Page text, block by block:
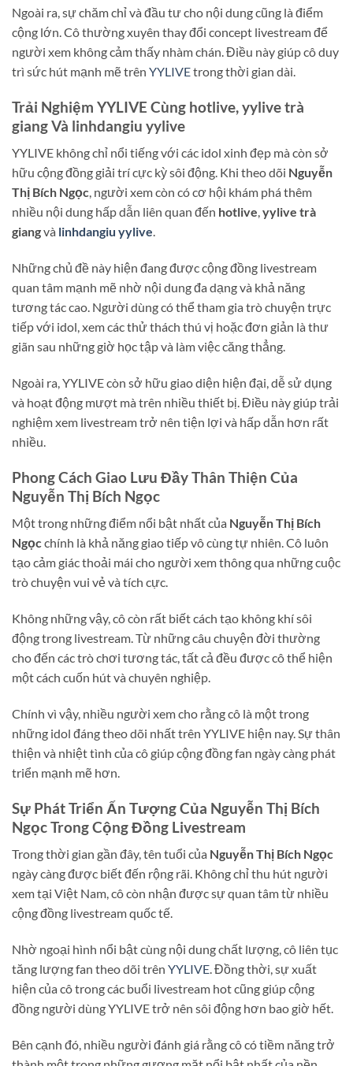
Ngoài ra, sự chăm chỉ và đầu tư cho nội dung cũng là điểm
cộng lớn. Cô thường xuyên thay đổi concept livestream để
người xem không cảm thấy nhàm chán. Điều này giúp cô duy
trì sức hút mạnh mẽ trên YYLIVEtrong thời gian dài.
Trải Nghiệm YYLIVE Cùng hotlive,yylive trà
giangVà linhdangiu yylive
YYLIVE không chỉ nổi tiếng với các idol xinh đẹp mà còn sở
hữu cộng đồng giải trí cực kỳ sôi động. Khi theo dõi Nguyễn
Thị Bích Ngọc, người xem còn có cơ hội khám phá thêm
nhiều nội dung hấp dẫn liên quan đến hotlive,yylive trà
giangvà linhdangiu yylive.
Những chủ đề này hiện đang được cộng đồng livestream
quan tâm mạnh mẽ nhờ nội dung đa dạng và khả năng
tương tác cao. Người dùng có thể tham gia trò chuyện trực
tiếp với idol, xem các thử thách thú vị hoặc đơn giản là thư
giãn sau những giờ học tập và làm việc căng thẳng.
Ngoài ra, YYLIVE còn sở hữu giao diện hiện đại, dễ sử dụng
và hoạt động mượt mà trên nhiều thiết bị. Điều này giúp trải
nghiệm xem livestream trở nên tiện lợi và hấp dẫn hơn rất
nhiều.
Phong Cách Giao Lưu Đầy Thân Thiện Của
Nguyễn Thị Bích Ngọc
Một trong những điểm nổi bật nhất của Nguyễn Thị Bích
Ngọcchính là khả năng giao tiếp vô cùng tự nhiên. Cô luôn
tạo cảm giác thoải mái cho người xem thông qua những cuộc
trò chuyện vui vẻ và tích cực.
Không những vậy, cô còn rất biết cách tạo không khí sôi
động trong livestream. Từ những câu chuyện đời thường
cho đến các trò chơi tương tác, tất cả đều được cô thể hiện
một cách cuốn hút và chuyên nghiệp.
Chính vì vậy, nhiều người xem cho rằng cô là một trong
những idol đáng theo dõi nhất trên YYLIVE hiện nay. Sự thân
thiện và nhiệt tình của cô giúp cộng đồng fan ngày càng phát
triển mạnh mẽ hơn.
Sự Phát Triển Ấn Tượng Của Nguyễn Thị Bích
NgọcTrong Cộng Đồng Livestream
Trong thời gian gần đây, tên tuổi của Nguyễn Thị Bích Ngọc
ngày càng được biết đến rộng rãi. Không chỉ thu hút người
xem tại Việt Nam, cô còn nhận được sự quan tâm từ nhiều
cộng đồng livestream quốc tế.
Nhờ ngoại hình nổi bật cùng nội dung chất lượng, cô liên tục
tăng lượng fan theo dõi trên YYLIVE. Đồng thời, sự xuất
hiện của cô trong các buổi livestream hot cũng giúp cộng
đồng người dùng YYLIVE trở nên sôi động hơn bao giờ hết.
Bên cạnh đó, nhiều người đánh giá rằng cô có tiềm năng trở